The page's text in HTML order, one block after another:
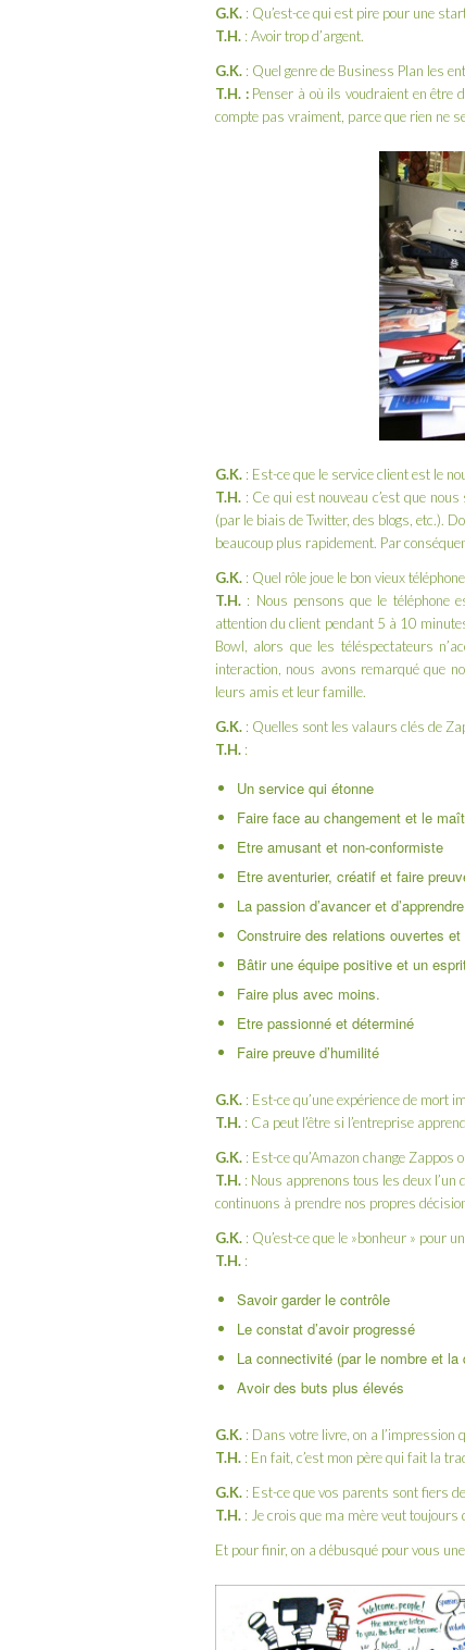
G.K. : Qu’est-ce qui est pire pour une
T.H. : Avoir trop d’argent.
G.K. : Quel genre de Business Plan les
T.H. :Penser à où ils voudraient en être
compte pas vraiment, parce que rien ne
G.K. : Est-ce que le service client est le
T.H. : Ce qui est nouveau c’est que
(par le biais deTwitter, des blogs, etc.).
beaucoup plus rapidement. Par
G.K. : Quel rôle joue le bon vieux
T.H. : Nous pensons que le téléphone
attention du client pendant 5 à 10
Bowl , alors que les téléspectateurs
interaction, nous avons remarqué que
leurs amis et leur famille.
G.K. : Quelles sont les valaurs clés de
T.H. :
Un service qui étonne
Faire face au changement et le
Etre amusant et non-conformiste
Etre aventurier, créatif et faire
La passion d’avancer et
Construire des relations ouvertes
Bâtir une équipe positive et un
Faire plus avec moins.
Etre passionné et déterminé
Faire preuve d’humilité
G.K. : Est-ce qu’uneexpérience de mort
T.H. : Ca peut l’être si l’entreprise
G.K. : Est-ce qu’Amazon change Zappos
T.H. : Nous apprenons tous les deux
continuons à prendre nos propres
G.K. : Qu’est-ce que le »bonheur » pour
T.H. :
Savoir garder le contrôle
Le constat d’avoir progressé
La connectivité (par le nombre et
Avoir des buts plus élevés
G.K. : Dans votre livre, on a l’impression
T.H. : En fait, c’est mon père qui fait la
G.K. : Est-ce que vos parents sont fiers
T.H. : Je crois que ma mère veut toujours
Et pour finir, on a débusqué pour vous